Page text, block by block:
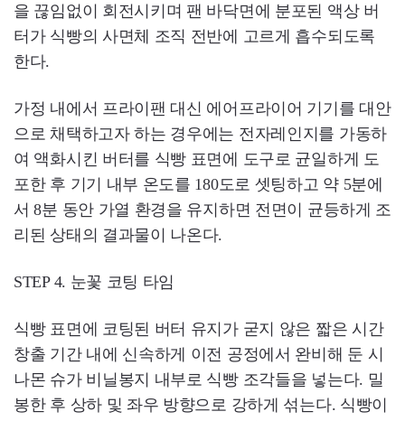
을 끊임없이 회전시키며 팬 바닥면에 분포된 액상 버
터가 식빵의 사면체 조직 전반에 고르게 흡수되도록
한다.
가정 내에서 프라이팬 대신 에어프라이어 기기를 대안
으로 채택하고자 하는 경우에는 전자레인지를 가동하
여 액화시킨 버터를 식빵 표면에 도구로 균일하게 도
포한 후 기기 내부 온도를 180도로 셋팅하고 약 5분에
서 8분 동안 가열 환경을 유지하면 전면이 균등하게 조
리된 상태의 결과물이 나온다.
STEP 4. 눈꽃 코팅 타임
식빵 표면에 코팅된 버터 유지가 굳지 않은 짧은 시간
창출 기간 내에 신속하게 이전 공정에서 완비해 둔 시
나몬 슈가 비닐봉지 내부로 식빵 조각들을 넣는다. 밀
봉한 후 상하 및 좌우 방향으로 강하게 섞는다. 식빵이